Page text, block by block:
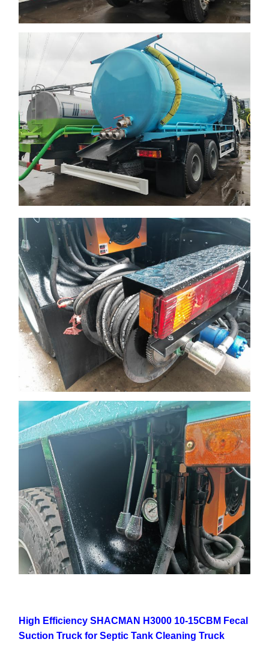
High Efficiency SHACMAN H3000 10-15CBM Fecal
Suction Truck for Septic Tank Cleaning Truck